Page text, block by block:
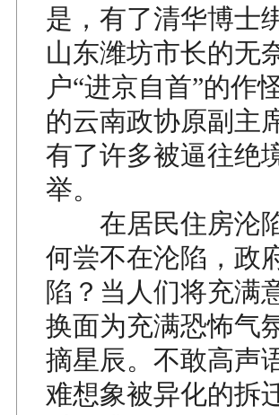
是，有了清华博士
山东潍坊市长的无
户“进京自首”的作
的云南政协原副主
有了许多被逼往绝
举。
在居民住房沦陷
何尝不在沦陷，政
陷？当人们将充满
换面为充满恐怖气
摘星辰。不敢高声
难想象被异化的拆